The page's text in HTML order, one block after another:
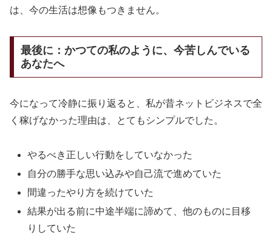
は、今の生活は想像もつきません。
最後に：かつての私のように、今苦しんでいる
あなたへ
今になって冷静に振り返ると、私が昔ネットビジネスで全
く稼げなかった理由は、とてもシンプルでした。
やるべき正しい行動をしていなかった
自分の勝手な思い込みや自己流で進めていた
間違ったやり方を続けていた
結果が出る前に中途半端に諦めて、他のものに目移
りしていた